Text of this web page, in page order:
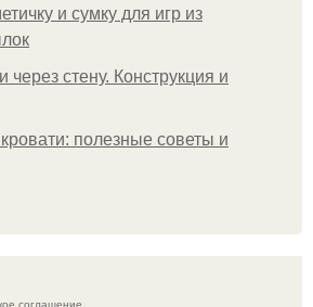
и сумку для игр из
через стену. Конструкция и
полезные советы и
соглашение